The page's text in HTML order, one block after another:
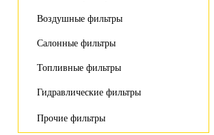
Воздушные фильтры
Салонные фильтры
Топливные фильтры
Гидравлические фильтры
Прочие фильтры